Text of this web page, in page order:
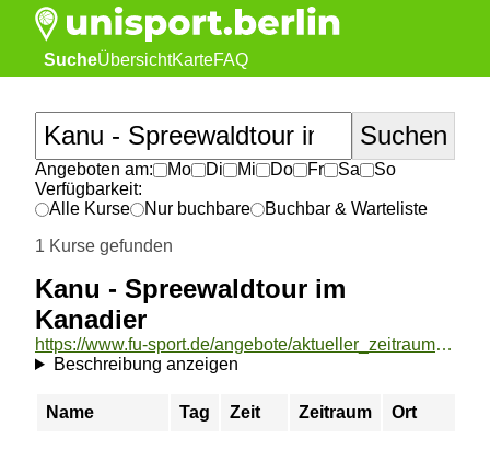
SucheÜbersichtKarteFAQ
Angeboten am: Mo Di Mi Do Fr Sa
So
Verfügbarkeit:
Alle Kurse
Nur buchbare
Buchbar & Warteliste
1 Kurse gefunden
Kanu - Spreewaldtour im
Kanadier
https://www.fu-sport.de/angebote/aktueller_zeitraum/_Kanu_-_Spreewaldtour_im_Kanadier.html
Beschreibung anzeigen
Name Tag Zeit Zeitraum Ort